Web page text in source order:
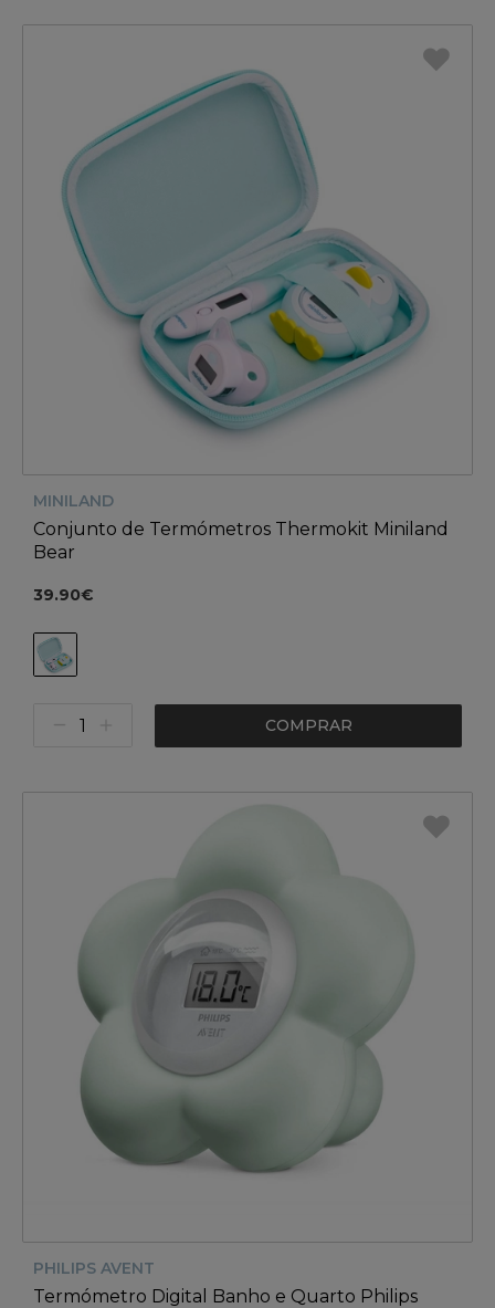
MINILAND
Conjunto de Termómetros Thermokit Miniland
Bear
39.90€
COMPRAR
PHILIPS AVENT
Termómetro Digital Banho e Quarto Philips